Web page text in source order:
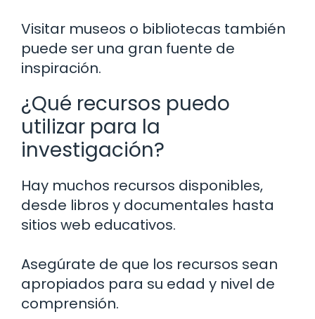
Visitar museos o bibliotecas también
puede ser una gran fuente de
inspiración.
¿Qué recursos puedo
utilizar para la
investigación?
Hay muchos recursos disponibles,
desde libros y documentales hasta
sitios web educativos.
Asegúrate de que los recursos sean
apropiados para su edad y nivel de
comprensión.